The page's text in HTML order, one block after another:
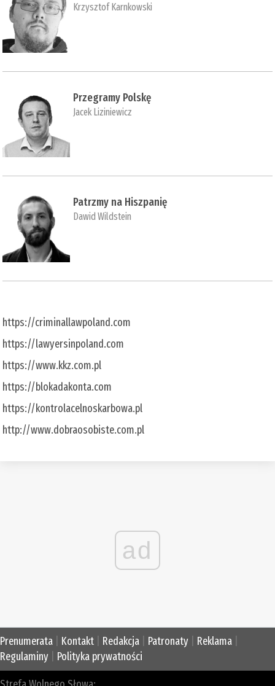
Krzysztof Karnkowski
Przegramy Polskę
Jacek Liziniewicz
Patrzmy na Hiszpanię
Dawid Wildstein
https://criminallawpoland.com
https://lawyersinpoland.com
https://www.kkz.com.pl
https://blokadakonta.com
https://kontrolacelnoskarbowa.pl
http://www.dobraosobiste.com.pl
ad
Prenumerata Kontakt Redakcja Patronaty Reklama
Regulaminy
Polityka prywatności